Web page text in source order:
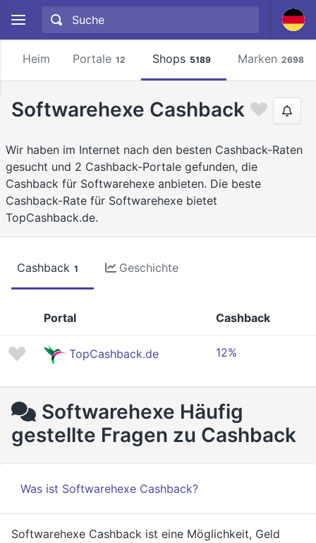
Heim Portale 12 Shops 5189 Marken 2698
Softwarehexe Cashback
Wir haben im Internet nach den besten Cashback-Raten
gesucht und 2 Cashback-Portale gefunden, die
Cashback für Softwarehexe anbieten. Die beste
Cashback-Rate für Softwarehexe bietet
TopCashback.de.
Cashback 1 Geschichte
Portal Cashback
TopCashback.de 12%
Softwarehexe Häufig
gestellte Fragen zu Cashback
Was ist Softwarehexe Cashback?
Softwarehexe Cashback ist eine Möglichkeit, Geld